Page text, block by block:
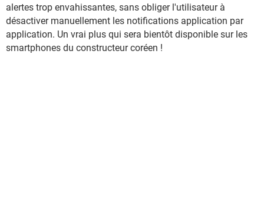
alertes trop envahissantes, sans obliger l'utilisateur à
désactiver manuellement les notifications application par
application. Un vrai plus qui sera bientôt disponible sur les
smartphones du constructeur coréen !